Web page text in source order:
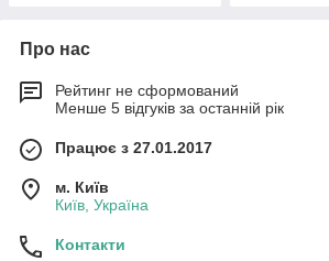
Про нас
Рейтинг не сформований
Менше 5 відгуків за останній рік
Працює з 27.01.2017
м. Київ
Київ, Україна
Контакти